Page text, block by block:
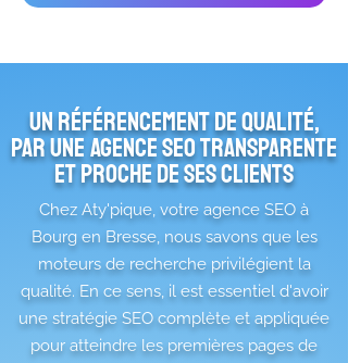
un référencement de qualité,
par une agence SEO transparente
et proche de ses clients
Chez Aty'pique, votre agence SEO à
Bourg en Bresse, nous savons que les
moteurs de recherche privilégient la
qualité. En ce sens, il est essentiel d'avoir
une stratégie SEO complète et appliquée
pour atteindre les premières pages de